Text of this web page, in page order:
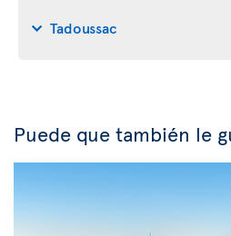
Tadoussac
Puede que también le